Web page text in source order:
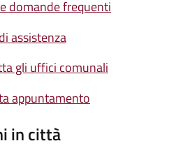
domande frequenti
assistenza
gli uffici comunali
appuntamento
in città